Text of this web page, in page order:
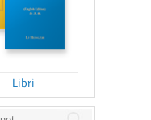
Libri